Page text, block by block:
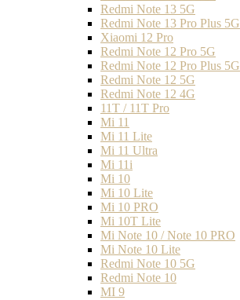
Redmi Note 13 5G
Redmi Note 13 Pro Plus 5G
Xiaomi 12 Pro
Redmi Note 12 Pro 5G
Redmi Note 12 Pro Plus 5G
Redmi Note 12 5G
Redmi Note 12 4G
11T / 11T Pro
Mi 11
Mi 11 Lite
Mi 11 Ultra
Mi 11i
Mi 10
Mi 10 Lite
Mi 10 PRO
Mi 10T Lite
Mi Note 10 / Note 10 PRO
Mi Note 10 Lite
Redmi Note 10 5G
Redmi Note 10
MI 9